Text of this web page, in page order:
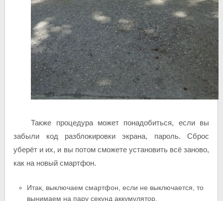
Также процедура может понадобиться, если вы
забыли код разблокировки экрана, пароль. Сброс
уберёт и их, и вы потом сможете установить всё заново,
как на новый смартфон.
Итак, выключаем смартфон, если не выключается, то
вынимаем на пару секунд аккумулятор.